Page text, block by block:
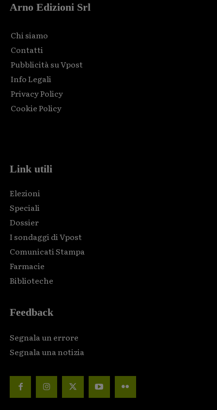
Arno Edizioni Srl
Chi siamo
Contatti
Pubblicità su Vpost
Info Legali
Privacy Policy
Cookie Policy
Link utili
Elezioni
Speciali
Dossier
I sondaggi di Vpost
Comunicati Stampa
Farmacie
Biblioteche
Feedback
Segnala un errore
Segnala una notizia